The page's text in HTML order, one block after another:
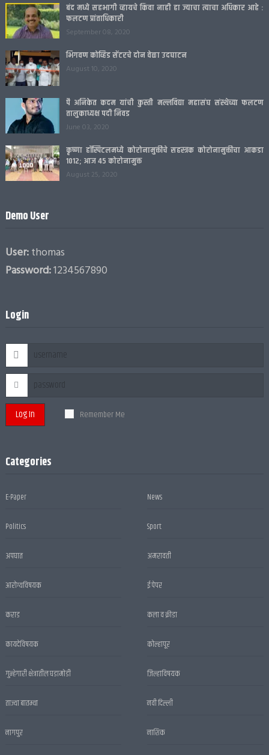
बंद मध्ये सहभागी व्हायचे किंवा नाही हा ज्याचा त्याचा अधिकार आहे :
फलटण प्रांताधिकारी
September 08, 2020
भिगवण कोव्हिड सेंटरचे दोन वेळा उदघाटन
August 10, 2020
पै अनिकेत कदम यांची कुस्ती मल्लविद्या महासंघ संस्थेच्या फलटण
तालुकाध्यक्ष पदी निवड
June 03, 2020
कृष्णा हॉस्पिटलमध्ये कोरोनामुक्तीचे सहस्त्रक कोरोनामुक्तीचा आकडा
1012; आज 45 कोरोनामुक्त
August 25, 2020
Demo User
User:thomas
Password:1234567890
Login
Log In Remember Me
Categories
E-Paper News
Politics Sport
अपघात अमरावती
आरोग्यविषयक ई पेपर
कराड कला व क्रीडा
कायदेविषयक कोल्हापूर
गुन्हेगारी क्षेत्रातील घडामोडी जिल्हाविषयक
ताज्या बातम्या नवी दिल्ली
नागपुर नाशिक